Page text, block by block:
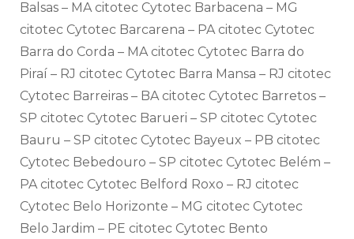
Balsas – MA citotec Cytotec Barbacena – MG
citotec Cytotec Barcarena – PA citotec Cytotec
Barra do Corda – MA citotec Cytotec Barra do
Piraí – RJ citotec Cytotec Barra Mansa – RJ citotec
Cytotec Barreiras – BA citotec Cytotec Barretos –
SP citotec Cytotec Barueri – SP citotec Cytotec
Bauru – SP citotec Cytotec Bayeux – PB citotec
Cytotec Bebedouro – SP citotec Cytotec Belém –
PA citotec Cytotec Belford Roxo – RJ citotec
Cytotec Belo Horizonte – MG citotec Cytotec
Belo Jardim – PE citotec Cytotec Bento